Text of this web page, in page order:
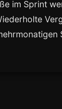
im Sprint